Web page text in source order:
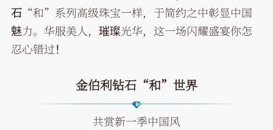
石“和”系列高级珠宝一样，于简约之中彰显中国
魅力。华服美人，璀璨光华，这一场闪耀盛宴你怎
忍心错过！
金伯利钻石“和”世界
共赏新一季中国风